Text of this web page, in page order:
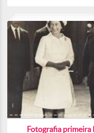
Fotografia primeira